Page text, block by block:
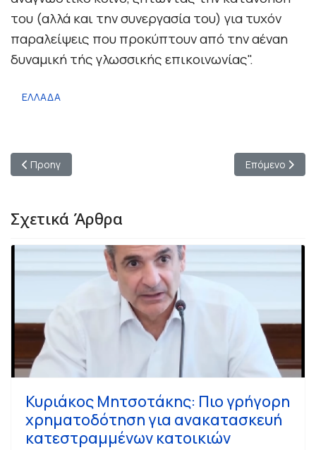
του (αλλά και την συνεργασία του) για τυχόν
παραλείψεις που προκύπτουν από την αέναη
δυναμική τής γλωσσικής επικοινωνίας".
ΕΛΛΑΔΑ
Προηγούμενο άρθρο: Επωφεληθείτε από τη μοναδική
Προηγ Επόμενο
Επόμενο
Σχετικά Άρθρα
Κυριάκος Μητσοτάκης: Πιο γρήγορη
χρηματοδότηση για ανακατασκευή
κατεστραμμένων κατοικιών